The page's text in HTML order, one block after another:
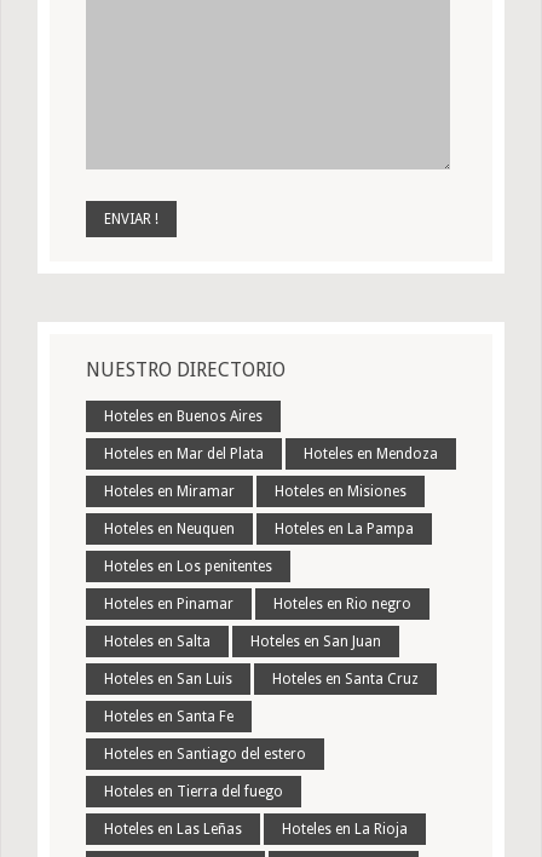
NUESTRO DIRECTORIO
Hoteles en Buenos Aires
Hoteles en Mar del Plata Hoteles en Mendoza
Hoteles en Miramar Hoteles en Misiones
Hoteles en Neuquen Hoteles en La Pampa
Hoteles en Los penitentes
Hoteles en Pinamar Hoteles en Rio negro
Hoteles en Salta Hoteles en San Juan
Hoteles en San Luis Hoteles en Santa Cruz
Hoteles en Santa Fe
Hoteles en Santiago del estero
Hoteles en Tierra del fuego
Hoteles en Las Leñas Hoteles en La Rioja